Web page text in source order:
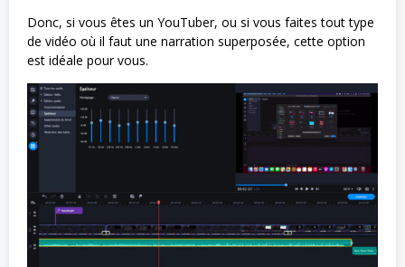
Donc, si vous êtes un YouTuber, ou si vous faites tout type
de vidéo où il faut une narration superposée, cette option
est idéale pour vous.